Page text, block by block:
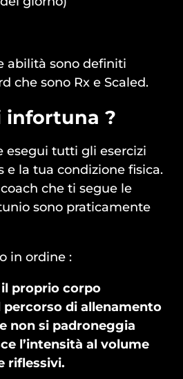
abilità sono definiti
che sono Rx e Scaled.
infortuna ?
esegui tutti gli esercizi
e la tua condizione fisica.
che ti segue le
sono praticamente
in ordine :
proprio corpo
percorso di allenamento
non si padroneggia
l’intensità al volume
riflessivi.